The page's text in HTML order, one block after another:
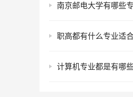
南京邮电大学有哪些
职高都有什么专业适
计算机专业都是有哪